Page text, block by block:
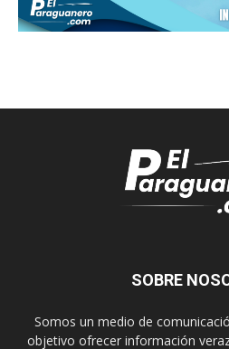
SOBRE
Somos un medio de
objetivo ofrecer información